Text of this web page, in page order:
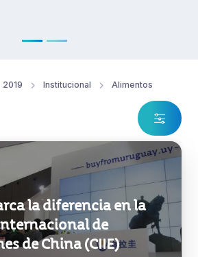
2019 Institucional Alimentos
la diferencia en la
de
de China (CIIE)